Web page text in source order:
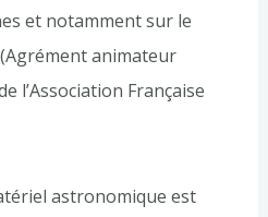
et notamment sur le
animateur
l’Association Française
astronomique est